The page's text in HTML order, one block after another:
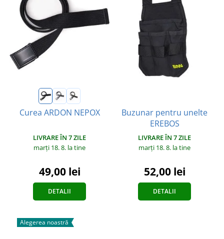
Curea ARDON NEPOX
LIVRARE ÎN 7 ZILE
marți 18. 8. la tine
49,00 lei
DETALII
Buzunar pentru unelte
EREBOS
LIVRARE ÎN 7 ZILE
marți 18. 8. la tine
52,00 lei
DETALII
Alegerea noastră